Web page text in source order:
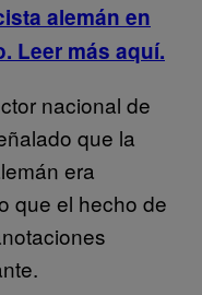
alemán en
Leer más aquí.
nacional de
que la
era
que el hecho de